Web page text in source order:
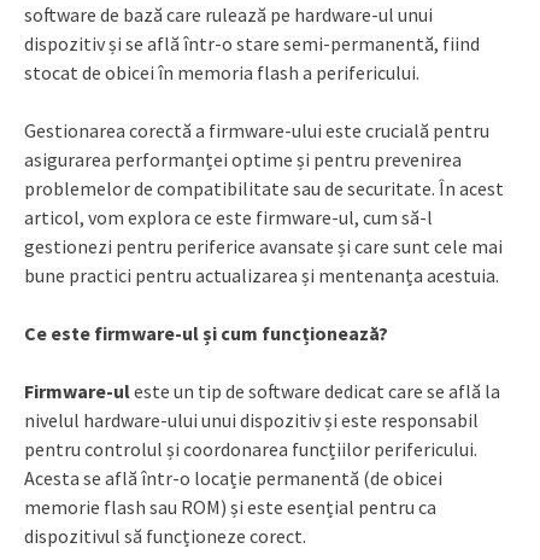
software de bază care rulează pe hardware-ul unui
dispozitiv și se află într-o stare semi-permanentă, fiind
stocat de obicei în memoria flash a perifericului.
Gestionarea corectă a firmware-ului este crucială pentru
asigurarea performanței optime și pentru prevenirea
problemelor de compatibilitate sau de securitate. În acest
articol, vom explora ce este firmware-ul, cum să-l
gestionezi pentru periferice avansate și care sunt cele mai
bune practici pentru actualizarea și mentenanța acestuia.
Ce este firmware-ul și cum funcționează?
Firmware-uleste un tip de software dedicat care se află la
nivelul hardware-ului unui dispozitiv și este responsabil
pentru controlul și coordonarea funcțiilor perifericului.
Acesta se află într-o locație permanentă (de obicei
memorie flash sau ROM) și este esențial pentru ca
dispozitivul să funcționeze corect.